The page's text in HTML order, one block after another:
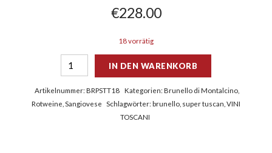
€228.00
18 vorrätig
IN DEN WARENKORB
Artikelnummer:BRPSTT18 Kategorien: Brunello di Montalcino,
Rotweine Sangiovese Schlagwörter: brunello super tuscan ,VINI
TOSCANI